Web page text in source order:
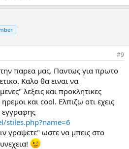
#9
παρεα μας. Παντως για πρωτο
Καλο θα ειναι να
λεξεις και προκλητικες
και cool. Ελπιζω οτι εχεις
εγγραφης
stiles.php?name=6
γραψετε" ωστε να μπεις στο